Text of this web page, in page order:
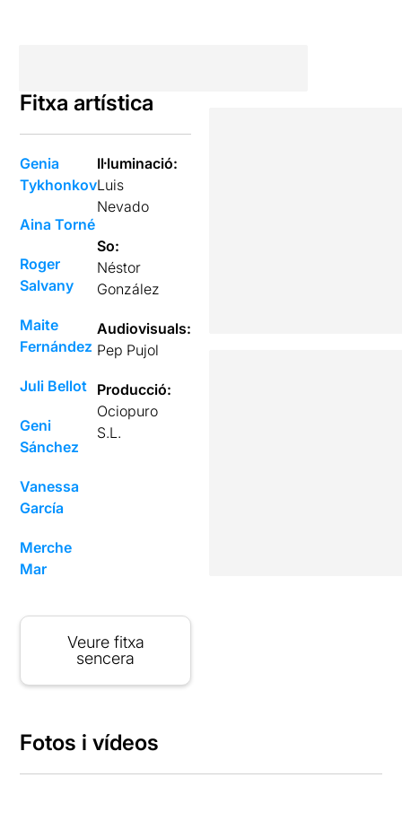
Fitxa artística
Genia
Tykhonkov
Aina Torné
Roger
Salvany
Maite
Fernández
Juli Bellot
Geni
Sánchez
Vanessa
García
Merche
Mar
Il·luminació:
Luis
Nevado
So:
Néstor
González
Audiovisuals:
Pep Pujol
Producció:
Ociopuro
S.L.
Veure fitxa
sencera
Fotos i vídeos